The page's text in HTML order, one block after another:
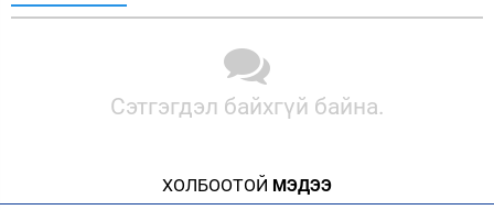
Сэтгэгдэл байхгүй байна.
ХОЛБООТОЙ МЭДЭЭ